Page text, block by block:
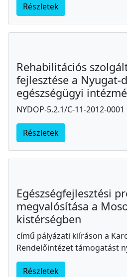
Részletek
Rehabilitációs
fejlesztése a Nyugat-
egészségügyi
NYDOP-5.2.1/C-11-2012-0001
Részletek
Egészségfejlesztési
megvalósítása a
kistérségben
című pályázati kiíráson a
Rendelőintézet támogatást
Részletek